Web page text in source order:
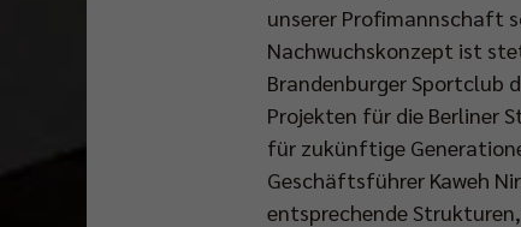
unserer Profimannschaft
Nachwuchskonzept ist
Brandenburger Sportclub
Projekten für die Berliner
für zukünftige
Geschäftsführer Kaweh
entsprechende